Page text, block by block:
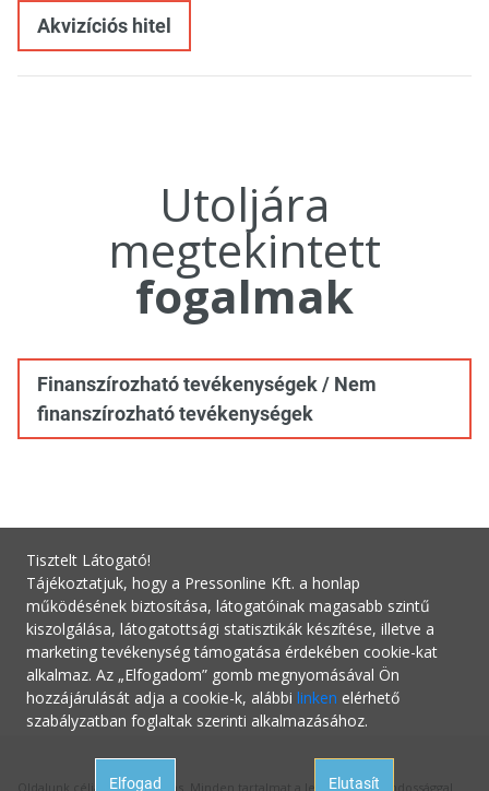
Akvizíciós hitel
Utoljára
megtekintett
fogalmak
Finanszírozható tevékenységek / Nem
finanszírozható tevékenységek
Oldalunk célja a tájékoztatás. Minden tartalmat a legnagyobb gondossággal
Tisztelt Látogató!
Tájékoztatjuk, hogy a Pressonline Kft. a honlap
működésének biztosítása, látogatóinak magasabb szintű
kiszolgálása, látogatottsági statisztikák készítése, illetve a
marketing tevékenység támogatása érdekében cookie-kat
alkalmaz. Az „Elfogadom” gomb megnyomásával Ön
hozzájárulását adja a cookie-k, alábbi linken elérhető
szabályzatban foglaltak szerinti alkalmazásához.
Elfogad Elutasít